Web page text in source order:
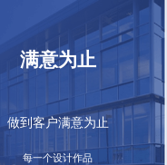
满意为止
做到客户满意为止
每一个设计作品